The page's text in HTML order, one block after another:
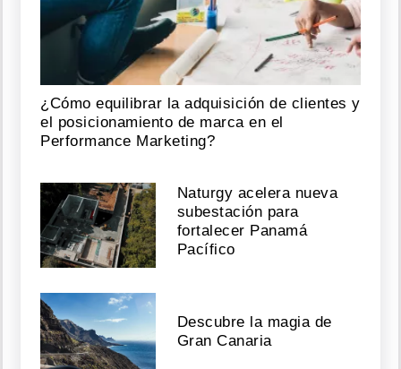
¿Cómo equilibrar la adquisición de clientes y
el posicionamiento de marca en el
Performance Marketing?
Naturgy acelera nueva
subestación para
fortalecer Panamá
Pacífico
Descubre la magia de
Gran Canaria